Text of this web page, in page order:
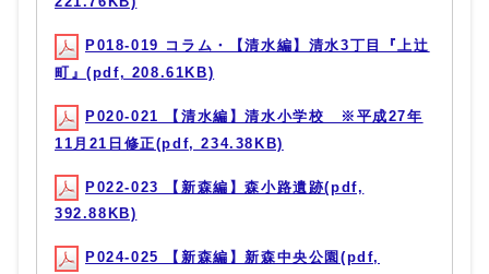
P018-019 コラム・【清水編】清水3丁目『上辻
町』(pdf, 208.61KB)
P020-021 【清水編】清水小学校 ※平成27年
11月21日修正(pdf, 234.38KB)
P022-023 【新森編】森小路遺跡(pdf,
392.88KB)
P024-025 【新森編】新森中央公園(pdf,